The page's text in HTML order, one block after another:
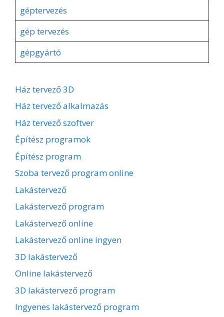
géptervezés
gép tervezés
gépgyártó
Ház tervező 3D
Ház tervező alkalmazás
Ház tervező szoftver
Építész programok
Építész program
Szoba tervező program online
Lakástervező
Lakástervező program
Lakástervező online
Lakástervező online ingyen
3D lakástervező
Online lakástervező
3D lakástervező program
Ingyenes lakástervező program